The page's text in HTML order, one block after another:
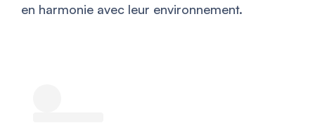
en harmonie avec leur environnement.